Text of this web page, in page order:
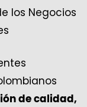
los Negocios
de calidad,